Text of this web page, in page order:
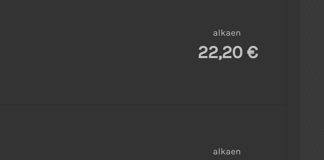
alkaen
22,20 €
alkaen